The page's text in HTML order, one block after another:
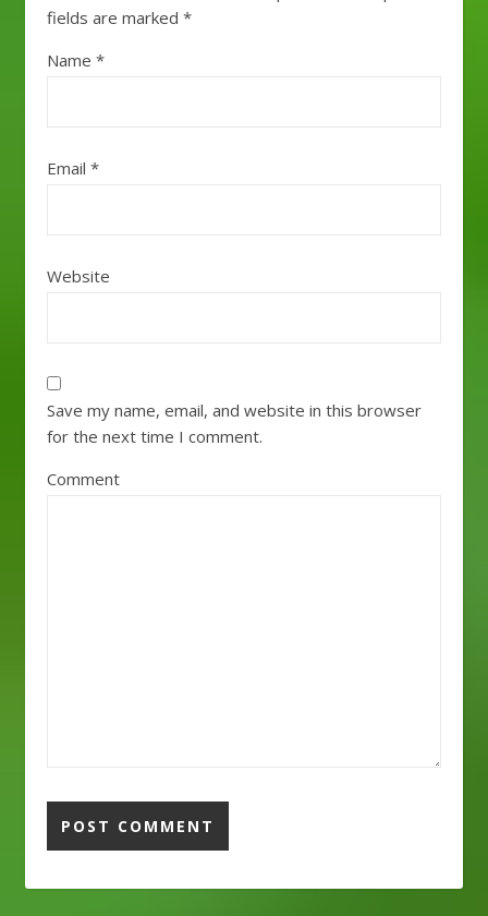
fields are marked *
Name *
Email *
Website
Save my name, email, and website in this browser
for the next time I comment.
Comment